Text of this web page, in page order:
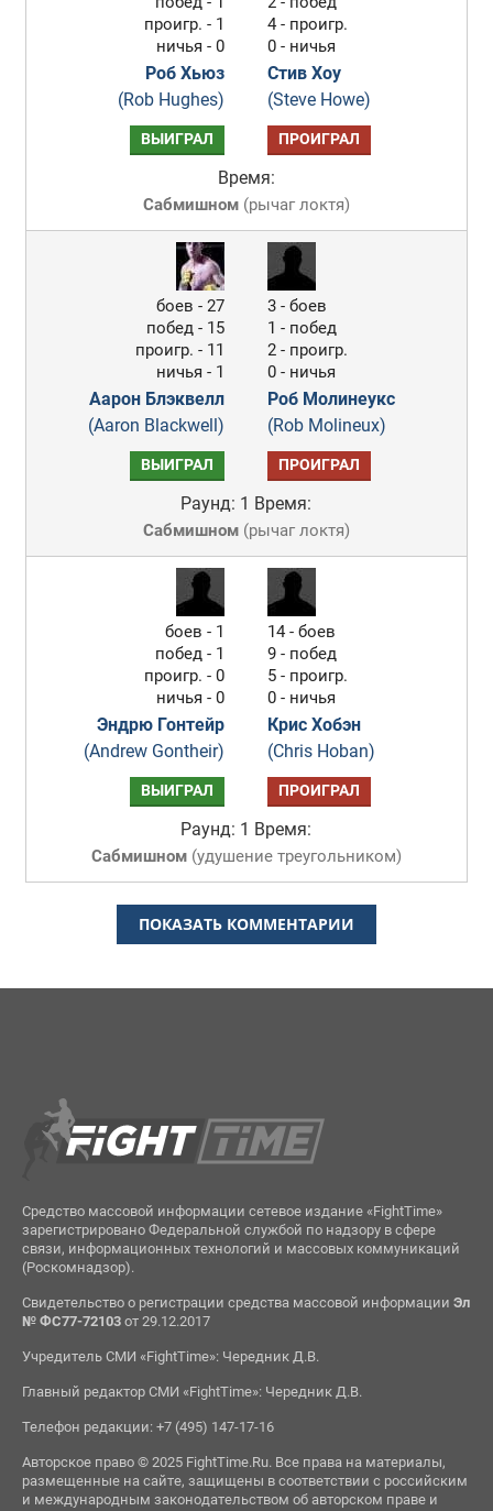
проигр. - 1
ничья - 0
Роб Хьюз
(Rob Hughes)
4 - проигр.
0 - ничья
Стив Хоу
(Steve Howe)
ВЫИГРАЛ ПРОИГРАЛ
Время:
Сабмишном(рычаг локтя)
боев - 27
побед - 15
проигр. - 11
ничья - 1
Аарон Блэквелл
(Aaron Blackwell)
3 - боев
1 - побед
2 - проигр.
0 - ничья
Роб Молинеукс
(Rob Molineux)
ВЫИГРАЛ ПРОИГРАЛ
Раунд: 1 Время:
Сабмишном(рычаг локтя)
боев - 1
побед - 1
проигр. - 0
ничья - 0
Эндрю Гонтейр
(Andrew Gontheir)
14 - боев
9 - побед
5 - проигр.
0 - ничья
Крис Хобэн
(Chris Hoban)
ВЫИГРАЛ ПРОИГРАЛ
Раунд: 1 Время:
Сабмишном(удушение треугольником)
ПОКАЗАТЬ КОММЕНТАРИИ
Средство массовой информации сетевое издание «FightTime»
зарегистрировано Федеральной службой по надзору в сфере
связи, информационных технологий и массовых коммуникаций
(Роскомнадзор).
Свидетельство о регистрации средства массовой информации Эл
№ ФС77-72103от 29.12.2017
Учредитель СМИ «FightTime»: Чередник Д.В.
Главный редактор СМИ «FightTime»: Чередник Д.В.
Телефон редакции: +7 (495) 147-17-16
Авторское право © 2025 FightTime.Ru. Все права на материалы,
размещенные на сайте, защищены в соответствии с российским
и международным законодательством об авторском праве и